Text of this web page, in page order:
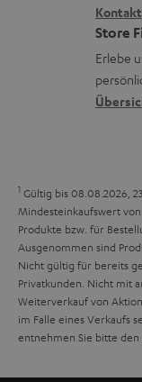
e
r
s
a
z
u
r
G
n
t
i
e
i
k
o
n
t
d
a
t
Kontakt
Store
Erlebe
1 Gültig bis 08.08.2026,
Mindesteinkaufswert
Produkte bzw. für
Ausgenommen sind
Nicht gültig für bereits
Privatkunden. Nicht mit
Weiterverkauf von
im Falle eines Verkaufs
entnehmen Sie bitte den